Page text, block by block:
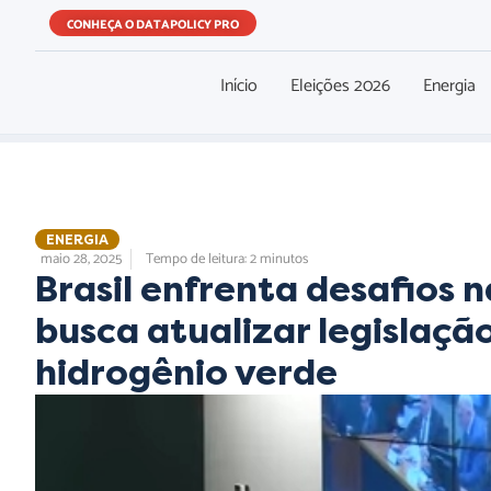
CONHEÇA O DATAPOLICY PRO
Início Eleições 2026 Energia
ENERGIA
maio 28, 2025 Tempo de leitura: 2 minutos
Brasil enfrenta desafios
busca atualizar
hidrogênio verde